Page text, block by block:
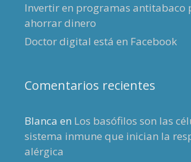
Invertir en programas antitabaco
ahorrar dinero
Doctor digital está en Facebook
Comentarios recientes
Blanca en Los basófilos son las
sistema inmune que inician la
alérgica